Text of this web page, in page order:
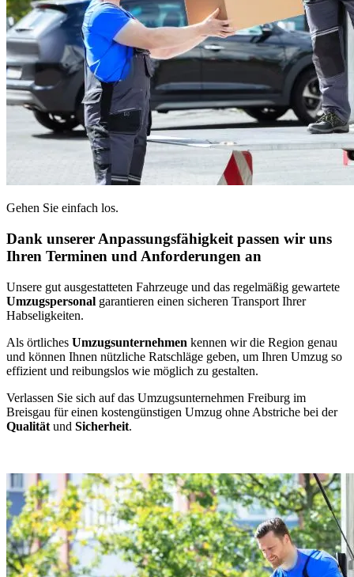
Gehen Sie einfach los.
Dank unserer Anpassungsfähigkeit passen wir uns
Ihren Terminen und Anforderungen an
Unsere gut ausgestatteten Fahrzeuge und das regelmäßig gewartete
Umzugspersonal garantieren einen sicheren Transport Ihrer
Habseligkeiten.
Als örtliches Umzugsunternehmen kennen wir die Region genau
und können Ihnen nützliche Ratschläge geben, um Ihren Umzug so
effizient und reibungslos wie möglich zu gestalten.
Verlassen Sie sich auf das Umzugsunternehmen Freiburg im
Breisgau für einen kostengünstigen Umzug ohne Abstriche bei der
Qualität und Sicherheit.